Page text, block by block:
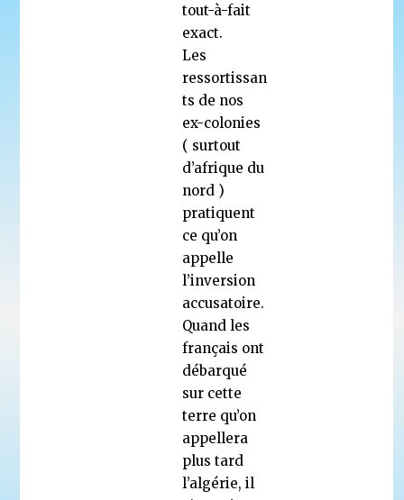
tout-à-fait
exact.
Les
ressortissan
ts de nos
ex-colonies
( surtout
d’afrique du
nord )
pratiquent
ce qu’on
appelle
l’inversion
accusatoire.
Quand les
français ont
débarqué
sur cette
terre qu’on
appellera
plus tard
l’algérie, il